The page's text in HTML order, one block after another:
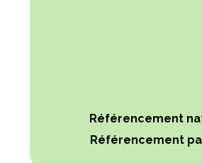
Référencement
Référencement